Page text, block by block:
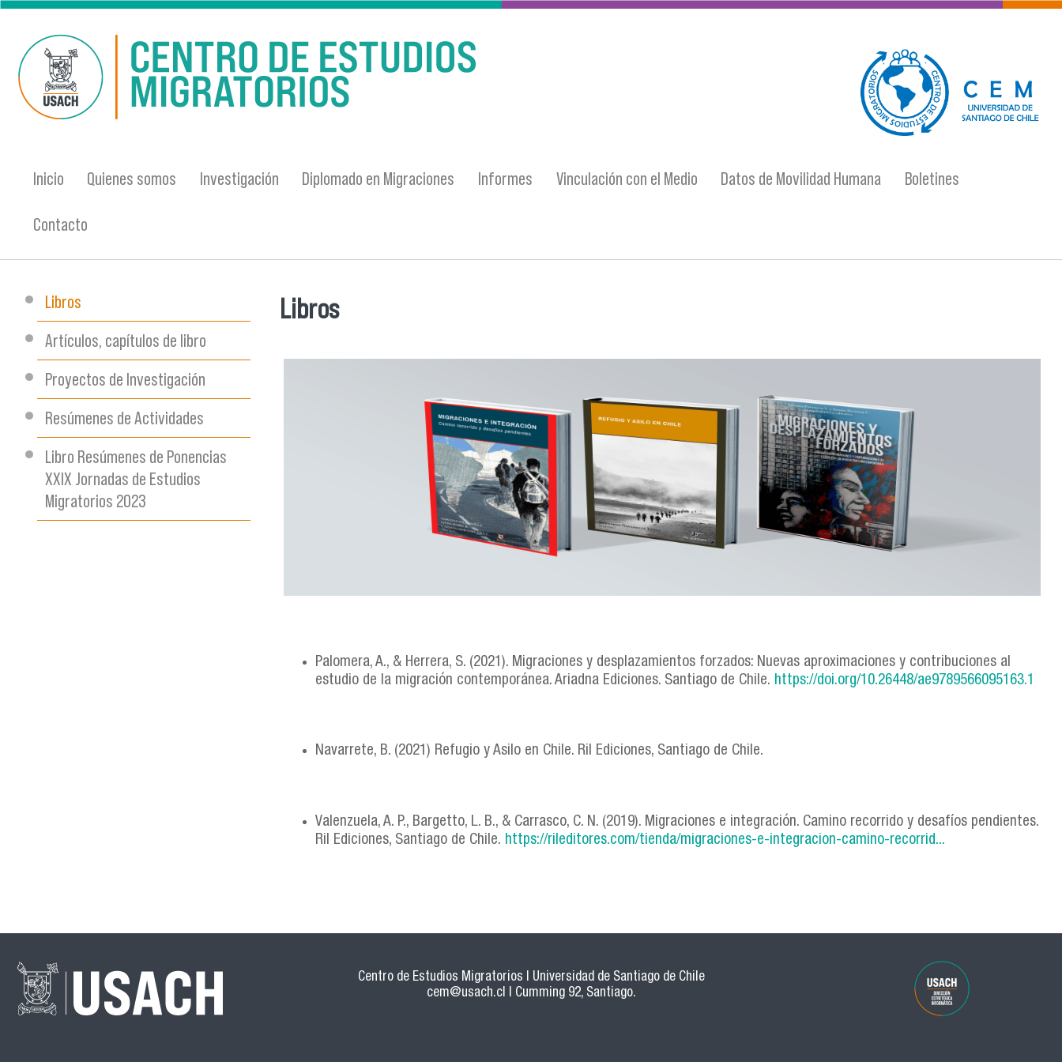
Pasar al contenido principal
logo-cem-final.jpg
Inicio Quienes somos Investigación Diplomado en Migraciones Informes Vinculación con el Medio Datos de Movilidad Humana Boletines
Contacto
Libros
Artículos, capítulos de libro
Proyectos de Investigación
Resúmenes de Actividades
Libro Resúmenes de Ponencias
XXIX Jornadas de Estudios
Migratorios 2023
Se encuentra usted aquí
Libros
Palomera, A., & Herrera, S. (2021). Migraciones y desplazamientos forzados: Nuevas aproximaciones y contribuciones al
estudio de la migración contemporánea. Ariadna Ediciones. Santiago de Chile. https://doi.org/10.26448/ae9789566095163.1
Navarrete, B. (2021) Refugio y Asilo en Chile. Ril Ediciones, Santiago de Chile.
Valenzuela, A. P., Bargetto, L. B., & Carrasco, C. N. (2019). Migraciones e integración. Camino recorrido y desafíos pendientes.
Ril Ediciones, Santiago de Chile. https://rileditores.com/tienda/migraciones-e-integracion-camino-recorrid...
Centro de Estudios Migratorios | Universidad de Santiago de Chile
cem@usach.cl | Cumming 92, Santiago.